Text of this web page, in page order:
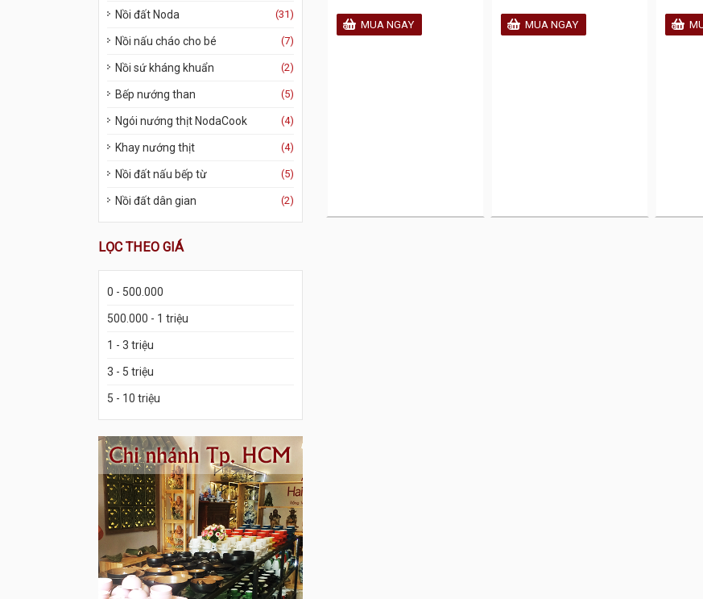
Nồi đất Noda (31)
Nồi nấu cháo cho bé (7)
Nồi sứ kháng khuẩn (2)
Bếp nướng than (5)
Ngói nướng thịt NodaCook (4)
Khay nướng thịt (4)
Nồi đất nấu bếp từ (5)
Nồi đất dân gian (2)
LỌC THEO GIÁ
0 - 500.000
500.000 - 1 triệu
1 - 3 triệu
3 - 5 triệu
5 - 10 triệu